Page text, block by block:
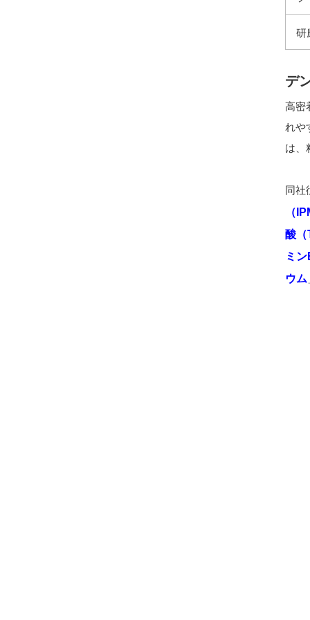
研
デ
高密
れや
は、
同社
（
酸（
ミ
ウム